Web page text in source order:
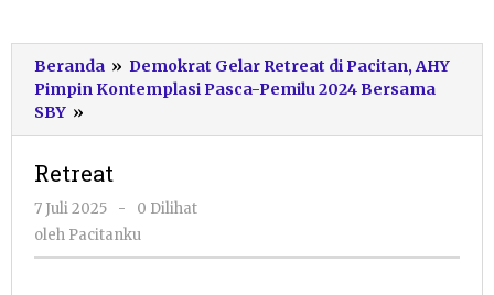
Beranda » Demokrat Gelar Retreat di Pacitan, AHY
Pimpin Kontemplasi Pasca-Pemilu 2024 Bersama
SBY »
Retreat
7 Juli 2025
oleh
Pacitanku
-
0 Dilihat
oleh Pacitanku